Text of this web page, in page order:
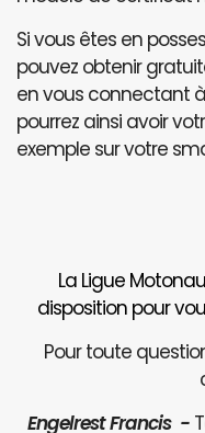
Si vous êtes en
pouvez obtenir
en vous connectant
pourrez ainsi avoir
exemple sur votre
La Ligue
disposition pour
Pour toute
Engelrest Francis -